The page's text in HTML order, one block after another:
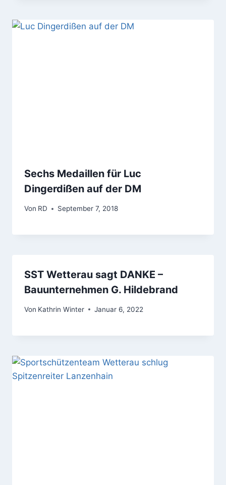
Sechs Medaillen für Luc
Dingerdißen auf der DM
Von RD September 7, 2018
SST Wetterau sagt DANKE –
Bauunternehmen G. Hildebrand
Von Kathrin Winter Januar 6, 2022